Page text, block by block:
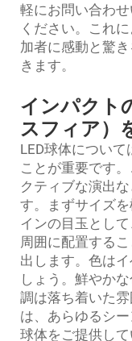
軽にお問い合わ
ください。これ
加者に感動と驚
きます。
インパクト
スフィア）
LED球体につい
ことが重要です
クティブな演出
す。まずサイズ
インの目玉とし
周囲に配置する
出します。色は
しょう。鮮やか
調は落ち着いた
は、あらゆるシ
球体をご提供し